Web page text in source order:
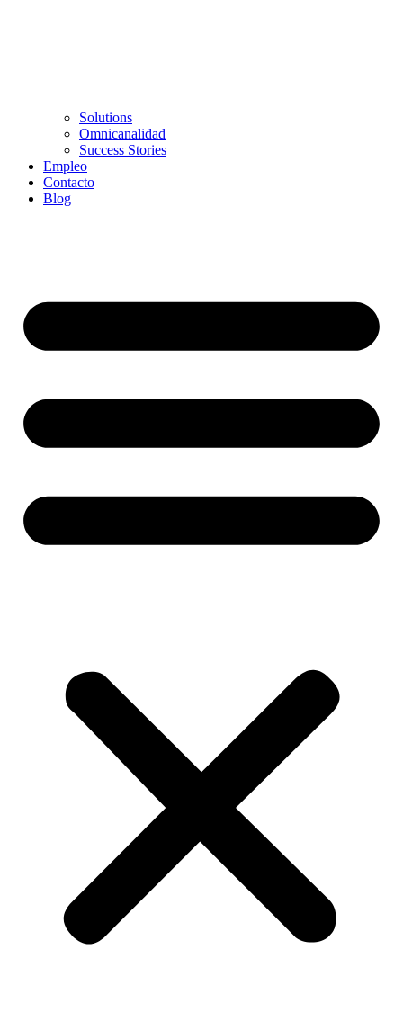
Solutions
Omnicanalidad
Success Stories
Empleo
Contacto
Blog